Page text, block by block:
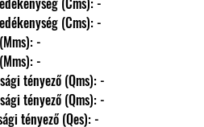
engedékenység (Cms): -
(Mms): -
(Mms): -
jósági tényező (Qms): -
jósági tényező (Qms): -
jósági tényező (Qes): -